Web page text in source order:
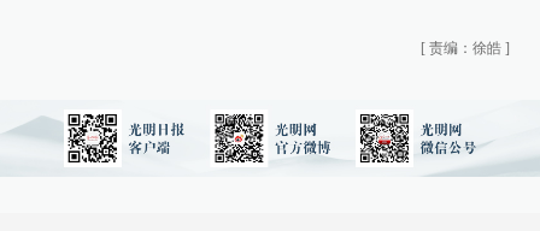
[ 责编：徐皓 ]